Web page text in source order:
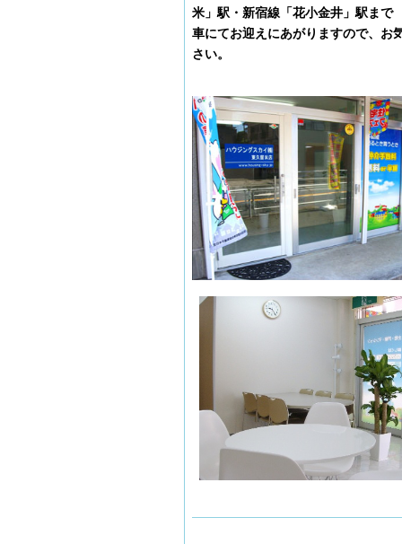
米」駅・新宿線「花小金井」駅まで
車にてお迎えにあがりますので、お
さい。